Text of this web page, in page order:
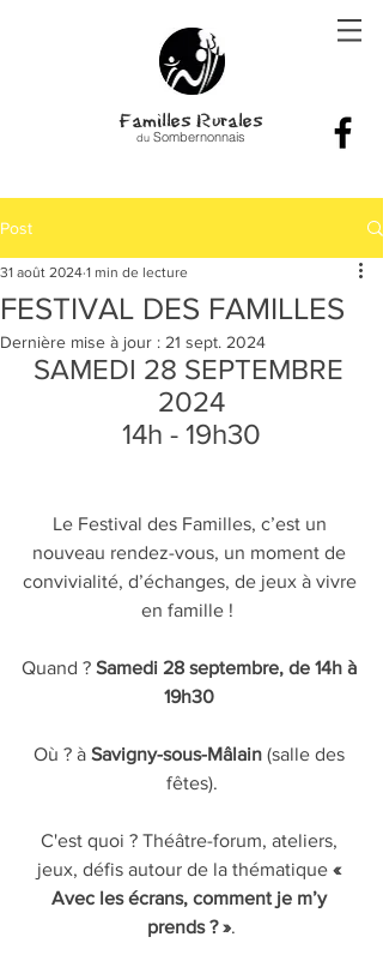
Familles Rurales
duSombernonnais
Post
FESTIVAL DES FAMILLES
31 août 2024 1 min de lecture
Dernière mise à jour : 21 sept. 2024
SAMEDI 28 SEPTEMBRE
2024
14h - 19h30
Le Festival des Familles, c’est un
nouveau rendez-vous, un moment de
convivialité, d’échanges, de jeux à vivre
en famille !
Quand ? Samedi 28 septembre, de 14h à
19h30
Où ? à Savigny-sous-Mâlain (salle des
fêtes).
C'est quoi ? Théâtre-forum, ateliers,
jeux, défis autour de la thématique «
Avec les écrans, comment je m’y
prends ? ».